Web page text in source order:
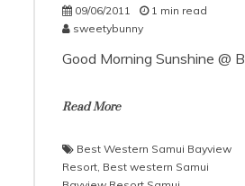
09/06/2011
1 min read
sweetybunny
Good Morning Sunshine @ B
Read More
Best Western Samui Bayview
Resort Best western Samui